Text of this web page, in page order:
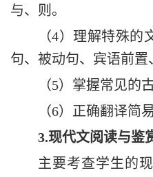
与、则。
（4）理解特殊的
句、被动句、宾语前置
（5）掌握常见的
（6）正确翻译简
3.现代文阅读与鉴
主要考查学生的